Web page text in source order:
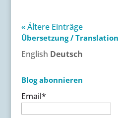
« Ältere Einträge
Übersetzung / Translation
English Deutsch
Blog abonnieren
Email*